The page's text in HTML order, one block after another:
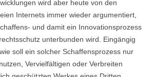
wird aber heute von den
Internets immer wieder argumentiert,
und damit ein Innovationsprozess
unterbunden wird. Eingängig
soll ein solcher Schaffensprozess nur
Vervielfältigen oder Verbreiten